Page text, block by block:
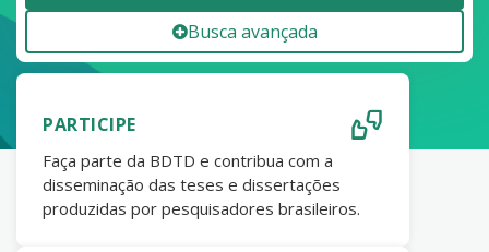
Busca avançada
PARTICIPE
Faça parte da BDTD e contribua com a
disseminação das teses e dissertações
produzidas por pesquisadores brasileiros.